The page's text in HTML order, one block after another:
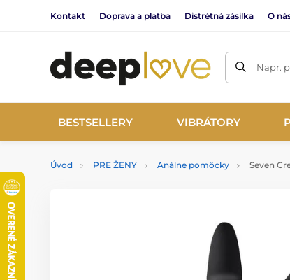
Kontakt Doprava a platba Distrétná zásilka O
Napr.
BESTSELLERY VIBRÁTORY
Úvod PRE ŽENY Análne pomôcky Seven